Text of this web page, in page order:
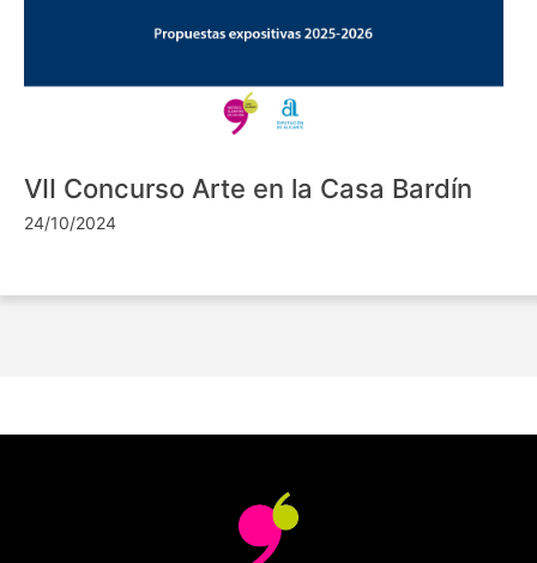
VII Concurso Arte en la Casa Bardín
24/10/2024